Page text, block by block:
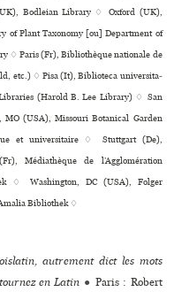
Bodleian Library ♢ Oxford (UK),
of Plant Taxonomy [ou] Department of
♢ Paris (Fr), Bibliothèque nationale de
etc.) ♢ Pisa (It), Biblioteca uni­ver­si­ta­
(Harold B. Lee Library) ♢ San
(USA), Missouri Botanical Garden
et uni­ver­si­taire ♢ Stuttgart (De),
Médiathèque de l’Agglomération
♢ Washington, DC (USA), Folger
Bibliothek ♢
autrement dict les mots
en Latin ● Paris : Robert